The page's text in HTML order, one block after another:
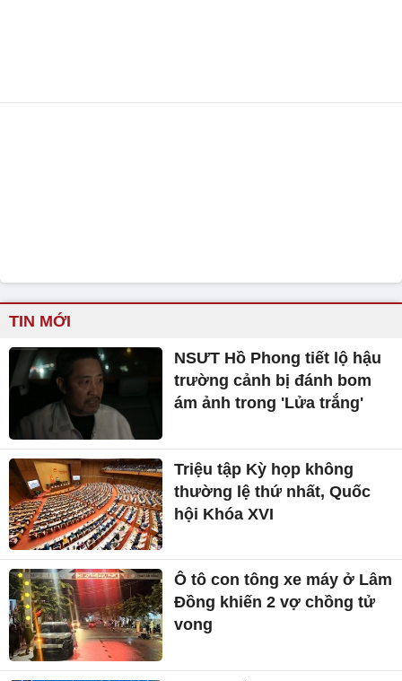
TIN MỚI
NSƯT Hồ Phong tiết lộ hậu
trường cảnh bị đánh bom
ám ảnh trong 'Lửa trắng'
Triệu tập Kỳ họp không
thường lệ thứ nhất, Quốc
hội Khóa XVI
Ô tô con tông xe máy ở Lâm
Đồng khiến 2 vợ chồng tử
vong